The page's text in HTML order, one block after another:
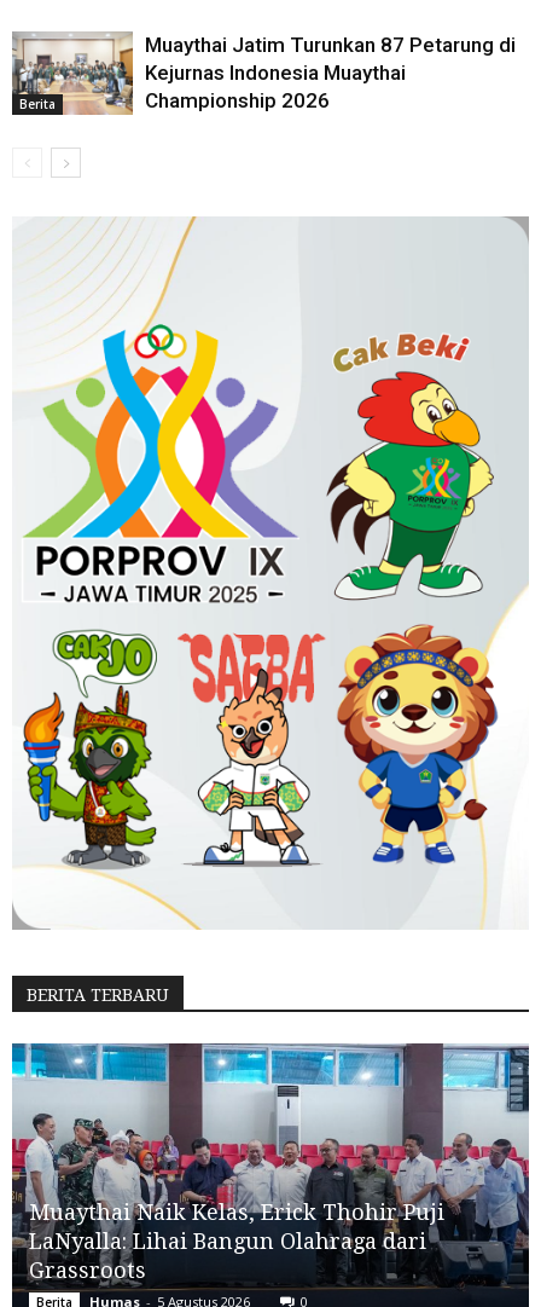
Berita
Muaythai Jatim Turunkan 87 Petarung di
Kejurnas Indonesia Muaythai
Championship 2026
BERITA TERBARU
Muaythai Naik Kelas, Erick Thohir Puji
LaNyalla: Lihai Bangun Olahraga dari
Grassroots
Berita Humas - 5 Agustus 2026 0